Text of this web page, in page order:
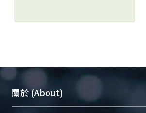
關於 (About)